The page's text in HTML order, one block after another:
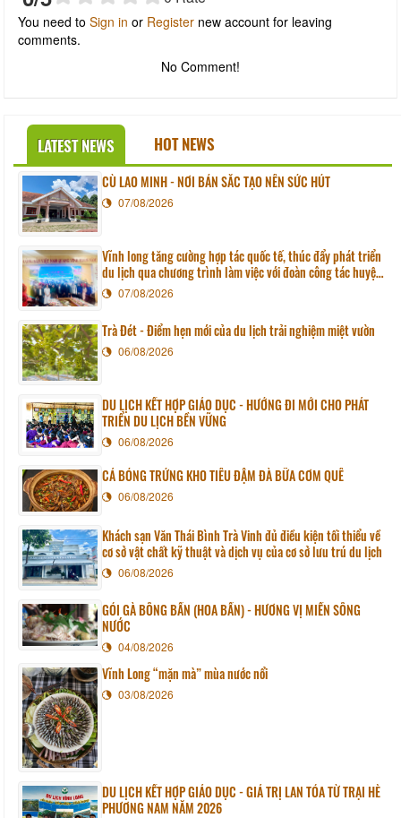
You need to Sign in or Register new account for leaving
comments.
No Comment!
LATEST NEWS HOT NEWS
CÙ LAO MINH - NƠI BẢN SẮC TẠO NÊN SỨC HÚT
07/08/2026
Vĩnh long tăng cường hợp tác quốc tế, thúc đẩy phát triển
du lịch qua chương trình làm việc với đoàn công tác huyện
Sunchang (Hàn quốc)
07/08/2026
Trà Đét - Điểm hẹn mới của du lịch trải nghiệm miệt vườn
06/08/2026
DU LỊCH KẾT HỢP GIÁO DỤC - HƯỚNG ĐI MỚI CHO PHÁT
TRIỂN DU LỊCH BỀN VỮNG
06/08/2026
CÁ BÓNG TRỨNG KHO TIÊU ĐẬM ĐÀ BỮA CƠM QUÊ
06/08/2026
Khách sạn Văn Thái Bình Trà Vinh đủ điều kiện tối thiểu về
cơ sở vật chất kỹ thuật và dịch vụ của cơ sở lưu trú du lịch
06/08/2026
GỎI GÀ BÔNG BẦN (HOA BẦN) - HƯƠNG VỊ MIỀN SÔNG
NƯỚC
04/08/2026
Vĩnh Long “mặn mà” mùa nước nổi
03/08/2026
DU LỊCH KẾT HỢP GIÁO DỤC - GIÁ TRỊ LAN TỎA TỪ TRẠI HÈ
PHƯƠNG NAM NĂM 2026